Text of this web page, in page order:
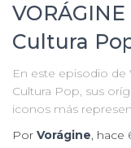
Cultura
En este episodio de
Cultura Pop, sus
iconos más
Por Vorágine, hace